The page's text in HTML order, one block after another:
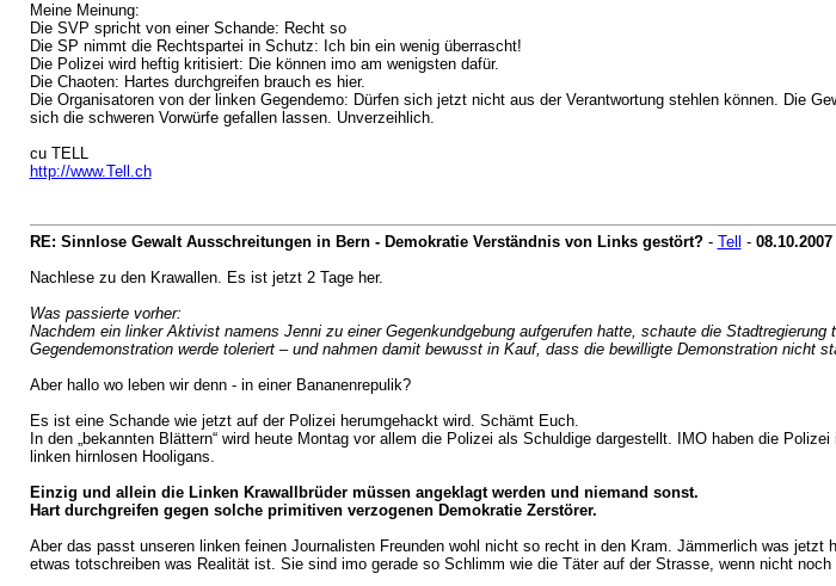
Meine Meinung:
Die SVP spricht von einer Schande: Recht so
Die SP nimmt die Rechtspartei in Schutz: Ich bin ein wenig überrascht!
Die Polizei wird heftig kritisiert: Die können imo am wenigsten dafür.
Die Chaoten: Hartes durchgreifen brauch es hier.
Die Organisatoren von der linken Gegendemo: Dürfen sich jetzt nicht aus der Verantwortung stehlen können. Die
sich die schweren Vorwürfe gefallen lassen. Unverzeihlich.
cu TELL
http://www.Tell.ch
RE: Sinnlose Gewalt Ausschreitungen in Bern - Demokratie Verständnis von Links gestört?- Tell - 08.10.2007
Nachlese zu den Krawallen. Es ist jetzt 2 Tage her.
Was passierte vorher:
Nachdem ein linker Aktivist namens Jenni zu einer Gegenkundgebung aufgerufen hatte, schaute die
Gegendemonstration werde toleriert – und nahmen damit bewusst in Kauf, dass die bewilligte Demonstration nicht
Aber hallo wo leben wir denn - in einer Bananenrepulik?
Es ist eine Schande wie jetzt auf der Polizei herumgehackt wird. Schämt Euch.
In den „bekannten Blättern“ wird heute Montag vor allem die Polizei als Schuldige dargestellt. IMO haben die
linken hirnlosen Hooligans.
Einzig und allein die Linken Krawallbrüder müssen angeklagt werden und niemand sonst.
Hart durchgreifen gegen solche primitiven verzogenen Demokratie Zerstörer.
Aber das passt unseren linken feinen Journalisten Freunden wohl nicht so recht in den Kram. Jämmerlich was
etwas totschreiben was Realität ist. Sie sind imo gerade so Schlimm wie die Täter auf der Strasse, wenn nicht noch